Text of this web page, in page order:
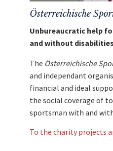
die
Österreichische
Unbureaucratic help
and without disabilities
The Österreichische
and independant
financial and ideal
the social coverage of
sportsman with and
To the charity projects